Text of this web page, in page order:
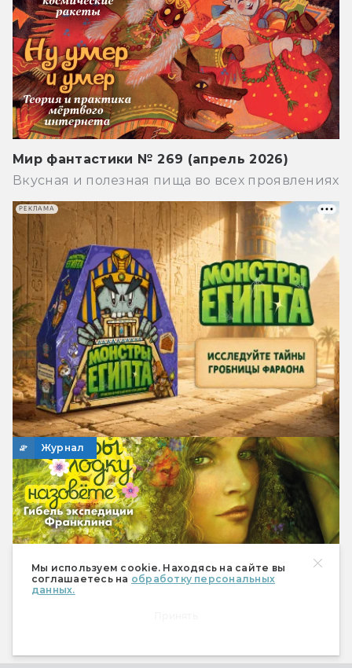
Мы используем cookie. Находясь на сайте вы
соглашаетесь на обработку персональных
данных.
Мир фантастики № 269 (апрель 2026)
Вкусная и полезная пища во всех проявлениях
Журнал
РЕКЛАМА